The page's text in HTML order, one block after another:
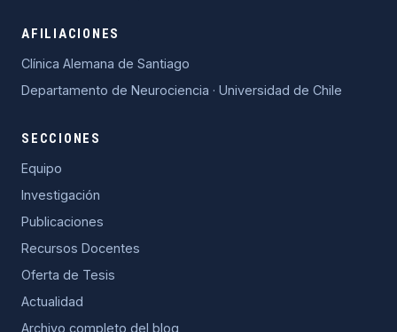
AFILIACIONES
Clínica Alemana de Santiago
Departamento de Neurociencia · Universidad de Chile
SECCIONES
Equipo
Investigación
Publicaciones
Recursos Docentes
Oferta de Tesis
Actualidad
Archivo completo del blog